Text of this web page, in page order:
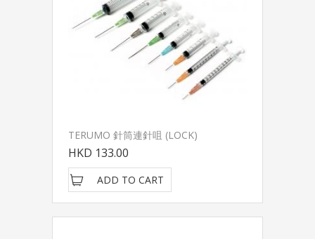
TERUMO 針筒連針咀 (LOCK)
HKD 133.00
ADD TO CART